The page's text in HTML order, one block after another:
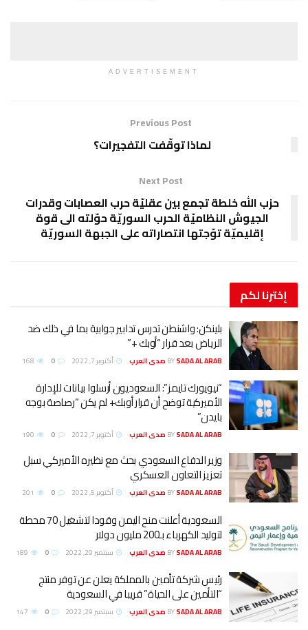
ADVERTISEMENT
Previous Post
لماذا توقّفت التفجيرات؟
Next Post
حزب الله خلطة تجمع بين عقليّة حرب العصابات وقدرات
الجيوش النظاميّة الحرب السوريّة حوّلته الى قوة
إقليميّة توّجتها انتصاراته على الجبهة السوريّة
إخترنالكم
بلينكن: واشنطن تدرس تدابير جوابية بما في ذلك ضد
الرياض بعد قرار “أوبك +”
BYSADA AL ARAB صدى العرب أكتوبر 7, 2022
“نيويورك تايمز”: السعوديون أرسلوا بيانات للإدارة
الأميركية توضح أن قرار أوبك+ لم يكن “رصاصة بوجه
بايدن”
BYSADA AL ARAB صدى العرب أكتوبر 7, 2022
وزير الدفاع السعودي بحث مع نظيره الأميركي سبل
تعزيز التعاون العسكري
BYSADA AL ARAB صدى العرب أكتوبر 5, 2022
السعودية أعلنت منح اليمن وقودا لتشغيل 70 محطة
لتوليد الكهرباء بـ200 مليون دولار
BYSADA AL ARAB صدى العرب سبتمبر 29, 2022
‏رئيس شركة تأمين بالمملكة يعلن عن توفر منتج
“التأمين على الحياة” قريبا في السعودية
BYSADA AL ARAB صدى العرب سبتمبر 29, 2022